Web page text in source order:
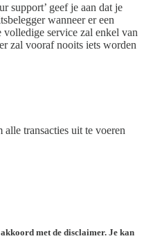
support’ geef je aan dat je
wanneer er een
service zal enkel van
zal vooraf nooits iets worden
alle transacties uit te voeren
met de disclaimer. Je kan